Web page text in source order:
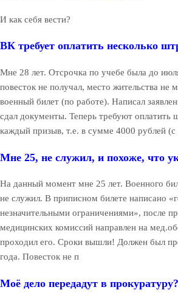
И как себя вести?
ВК требует оплатить несколько
Мне 28 лет. Отсрочка по учебе была до
повесток не получал, место жительства не
военный билет (по работе). Написал
сдал документы. Теперь требуют оплатить
каждый призыв, т.е. в сумме 4000 рублей (с
Мне 25, не служил, и похоже, что
На данный момент мне 25 лет. Военного
не служил. В приписном билете написано
незначительными ограничениями», после
медицинских комиссий направлен на
проходил его. Сроки вышли! Должен был
года. Повесток не п
Моё дело передадут в прокуратуру?